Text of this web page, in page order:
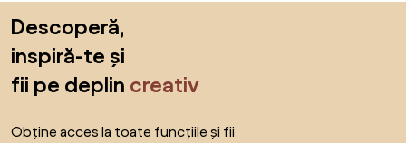
Descoperă,
inspiră-te și
fii pe deplin creativ
Obține acces la toate funcțiile și fii